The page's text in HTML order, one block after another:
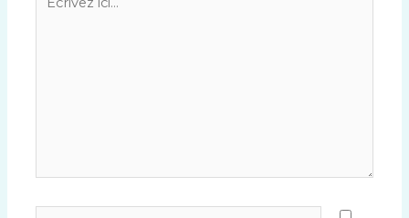
ici…